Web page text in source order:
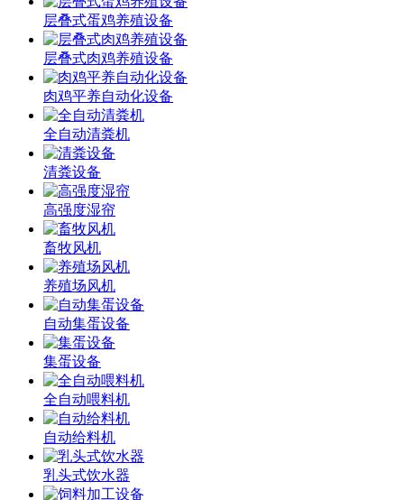
层叠式蛋鸡养殖设备
层叠式肉鸡养殖设备
肉鸡平养自动化设备
全自动清粪机
清粪设备
高强度湿帘
畜牧风机
养殖场风机
自动集蛋设备
集蛋设备
全自动喂料机
自动给料机
乳头式饮水器